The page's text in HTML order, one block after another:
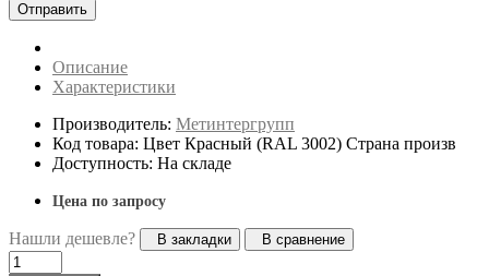
Отправить
Описание
Характеристики
Производитель: Метинтергрупп
Код товара: Цвет Красный (RAL 3002) Страна произв
Доступность: На складе
Цена по запросу
Нашли дешевле? В закладки В сравнение